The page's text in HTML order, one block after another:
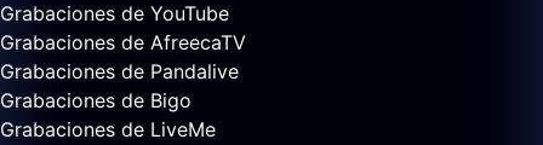
Grabaciones de YouTube
Grabaciones de AfreecaTV
Grabaciones de Pandalive
Grabaciones de Bigo
Grabaciones de LiveMe